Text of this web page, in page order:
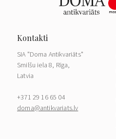
SIA "Doma Antikvariāts"
Smilšu iela 8, Rīga,
Latvia
+371 29 16 65 04
doma@antikvariats.lv